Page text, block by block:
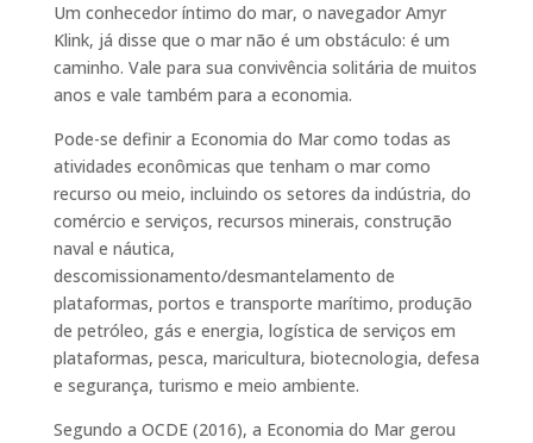
Um conhecedor íntimo do mar, o navegador Amyr
Klink, já disse que o mar não é um obstáculo: é um
caminho. Vale para sua convivência solitária de muitos
anos e vale também para a economia.
Pode-se definir a Economia do Mar como todas as
atividades econômicas que tenham o mar como
recurso ou meio, incluindo os setores da indústria, do
comércio e serviços, recursos minerais, construção
naval e náutica,
descomissionamento/desmantelamento de
plataformas, portos e transporte marítimo, produção
de petróleo, gás e energia, logística de serviços em
plataformas, pesca, maricultura, biotecnologia, defesa
e segurança, turismo e meio ambiente.
Segundo a OCDE (2016), a Economia do Mar gerou